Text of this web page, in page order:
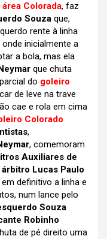
área Colorada, faz
Souza que,
rente à linha
inicialmente a
a bola, mas ela
que chuta
do goleiro
de leve na trave
cae e rola em cima
Colorado
,
, comemoram
Auxiliares de
árbitro Lucas Paulo
definitivo a linha e
num lance pelo
Souza
Robinho
de pé direito uma